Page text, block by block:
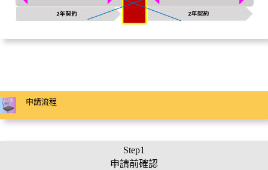
申請流程
Step1
申請前確認